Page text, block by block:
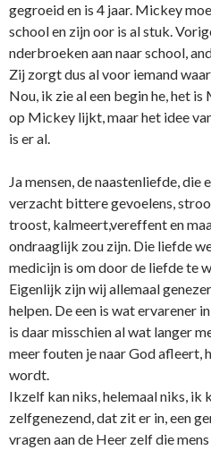
gegroeid en is 4 jaar. Mickey
school en zijn oor is al stuk.
nderbroeken aan naar school,
Zij zorgt dus al voor iemand
Nou, ik zie al een begin he, het
op Mickey lijkt, maar het idee
is er al.
Ja mensen, de naastenliefde,
verzacht bittere gevoelens,
troost, kalmeert,vereffent en
o­ndraaglijk zou zijn. Die liefde
medicijn is om door de liefde te
Eigenlijk zijn wij allemaal
helpen. De een is wat ervarener
is daar misschien al wat langer
meer fouten je naar God afleert,
wordt.
Ikzelf kan niks, helemaal niks, ik
zelfgenezend, dat zit er in, een
vragen aan de Heer zelf die